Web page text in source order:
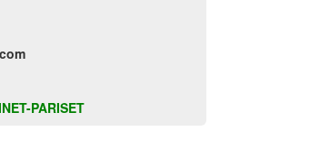
PARISET